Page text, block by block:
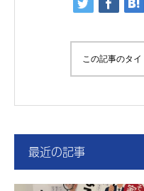
この記事のタ
最近の記事